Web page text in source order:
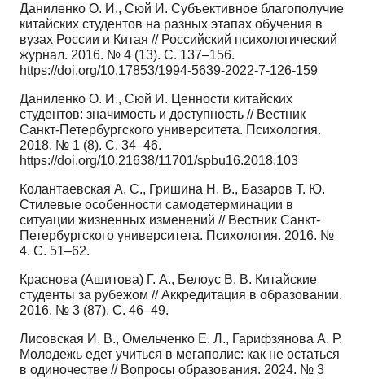
Даниленко О. И., Сюй И. Cубъективное благополучие
китайских студентов на разных этапах обучения в
вузах России и Китая // Российский психологический
журнал. 2016. № 4 (13). C. 137–156.
https://doi.org/10.17853/1994-5639-2022-7-126-159
Даниленко О. И., Сюй И. Ценности китайских
студентов: значимость и доступность // Вестник
Санкт-Петербургского университета. Психология.
2018. № 1 (8). C. 34–46.
https://doi.org/10.21638/11701/spbu16.2018.103
Колантаевская А. С., Гришина Н. В., Базаров Т. Ю.
Стилевые особенности самодетерминации в
ситуации жизненных изменений // Вестник Санкт-
Петербургского университета. Психология. 2016. №
4. C. 51–62.
Краснова (Ашитова) Г. А., Белоус В. В. Китайские
студенты за рубежом // Аккредитация в образовании.
2016. № 3 (87). C. 46–49.
Лисовская И. В., Омельченко Е. Л., Гарифзянова А. Р.
Молодежь едет учиться в мегаполис: как не остаться
в одиночестве // Вопросы образования. 2024. № 3